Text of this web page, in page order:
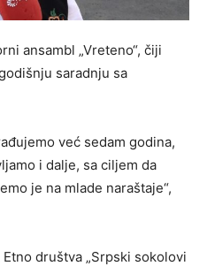
ansambl „Vreteno“, čiji
saradnju sa
već sedam godina,
i dalje, sa ciljem da
je na mlade naraštaje“,
društva „Srpski sokolovi